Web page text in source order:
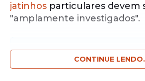
jatinhos particulares devem
"amplamente investigados".
Notícias pelo
Receba as notícias
de Prefeiturapelo nosso
CONTINUE